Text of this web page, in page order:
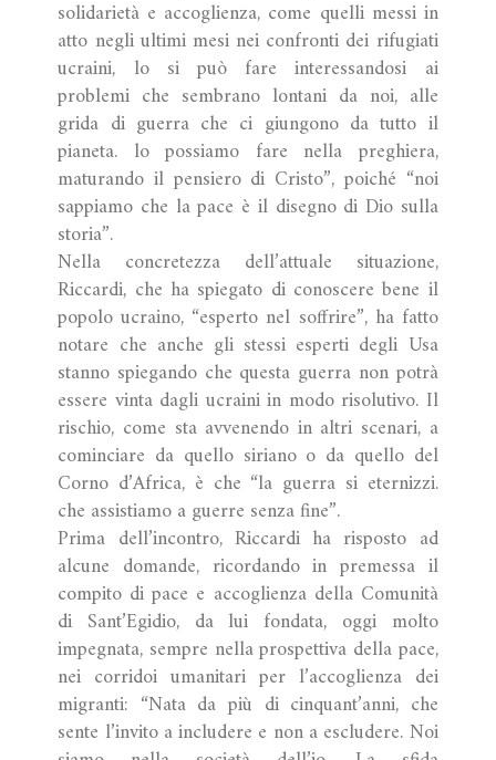
solidarietà e accoglienza, come quelli messi in
atto negli ultimi mesi nei confronti dei rifugiati
ucraini, lo si può fare interessandosi ai
problemi che sembrano lontani da noi, alle
grida di guerra che ci giungono da tutto il
pianeta. lo possiamo fare nella preghiera,
maturando il pensiero di Cristo”, poiché “noi
sappiamo che la pace è il disegno di Dio sulla
storia”.
Nella concretezza dell’attuale situazione,
Riccardi, che ha spiegato di conoscere bene il
popolo ucraino, “esperto nel soffrire”, ha fatto
notare che anche gli stessi esperti degli Usa
stanno spiegando che questa guerra non potrà
essere vinta dagli ucraini in modo risolutivo. Il
rischio, come sta avvenendo in altri scenari, a
cominciare da quello siriano o da quello del
Corno d’Africa, è che “la guerra si eternizzi.
che assistiamo a guerre senza fine”.
Prima dell’incontro, Riccardi ha risposto ad
alcune domande, ricordando in premessa il
compito di pace e accoglienza della Comunità
di Sant’Egidio, da lui fondata, oggi molto
impegnata, sempre nella prospettiva della pace,
nei corridoi umanitari per l’accoglienza dei
migranti: “Nata da più di cinquant’anni, che
sente l’invito a includere e non a escludere. Noi